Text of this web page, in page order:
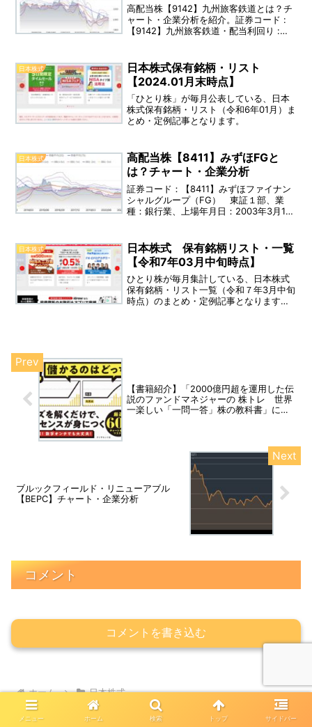
プリント基板関連機器の製造・販売をし
ている会社です。
高配当株【9142】九州旅客鉄道とは？チ
ャート・企業分析を紹介。証券コード :
【9142】九州旅客鉄道・配当利回り :
「運輸サービス」、「建設」、「不動
産・ホテル」、「流通・外食」を中心に
展開。観光列車も人気。
日本株式
日本株式保有銘柄・リスト
【2024.01月末時点】
「ひとり株」が毎月公表している、日本
株式保有銘柄・リスト（令和6年01月）ま
とめ・定例記事となります。
日本株式
高配当株【8411】みずほFGと
は？チャート・企業分析
証券コード：【8411】みずほファイナン
シャルグループ（FG） 東証１部、業
種：銀行業、上場年月日：2003年3月12
みずほグループ統括会社であり、傘下に
銀行・リテール・証券・信託がありま
す。
日本株式
日本株式 保有銘柄リスト・一覧
【令和7年03月中旬時点】
ひとり株が毎月集計している、日本株式
保有銘柄・リスト一覧（令和７年3月中旬
時点）のまとめ・定例記事となります。
【書籍紹介】「2000億円超を運用した伝
説のファンドマネジャーの 株トレ 世界
一楽しい「一問一答」株の教科書」につ
ブルックフィールド・リニューアブル
【BEPC】チャート・企業分析
コメント
コメントを書き込む
ホーム 日本株式
メニュー ホーム 検索 トップ サイドバー